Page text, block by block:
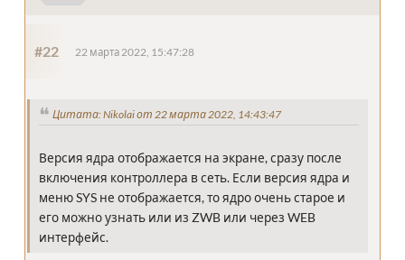
#22 22 марта 2022, 15:47:28
Цитата: Nikolai от 22 марта 2022, 14:43:47
Версия ядра отображается на экране, сразу после
включения контроллера в сеть. Если версия ядра и
меню SYS не отображается, то ядро очень старое и
его можно узнать или из ZWB или через WEB
интерфейс.